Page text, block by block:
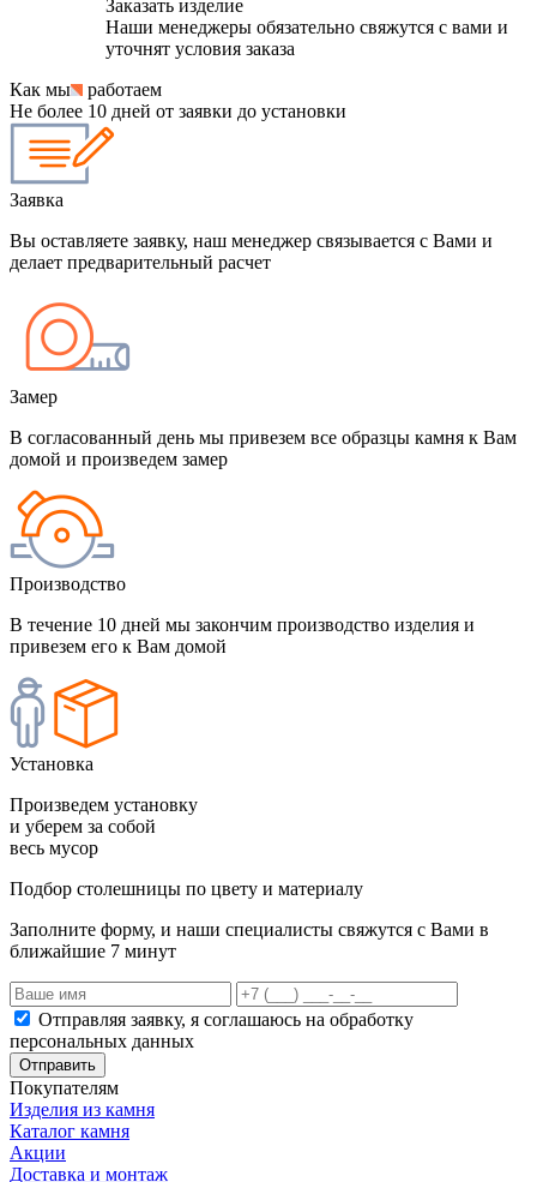
Заказать изделие
Наши менеджеры обязательно свяжутся с вами и
уточнят условия заказа
Как мы
работаем
Не более 10 дней от заявки до установки
Заявка
Вы оставляете заявку, наш менеджер связывается с Вами и
делает предварительный расчет
Замер
В согласованный день мы привезем все образцы камня к Вам
домой и произведем замер
Производство
В течение 10 дней мы закончим производство изделия и
привезем его к Вам домой
Установка
Произведем установку
и уберем за собой
весь мусор
Подбор столешницы по цвету и материалу
Заполните форму, и наши специалисты свяжутся с Вами в
ближайшие 7 минут
Отправляя заявку, я соглашаюсь на обработку
персональных данных
Отправить
Покупателям
Изделия из камня
Каталог камня
Акции
Доставка и монтаж